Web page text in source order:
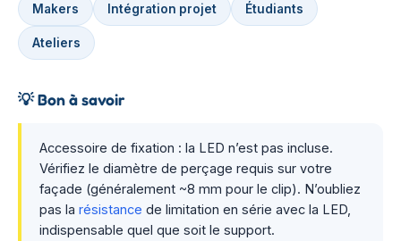
Makers Intégration projet Étudiants
Ateliers
💡Bon à savoir
Accessoire de fixation : la LED n’est pas incluse.
Vérifiez le diamètre de perçage requis sur votre
façade (généralement ~8 mm pour le clip). N’oubliez
pas la résistance de limitation en série avec la LED,
indispensable quel que soit le support.